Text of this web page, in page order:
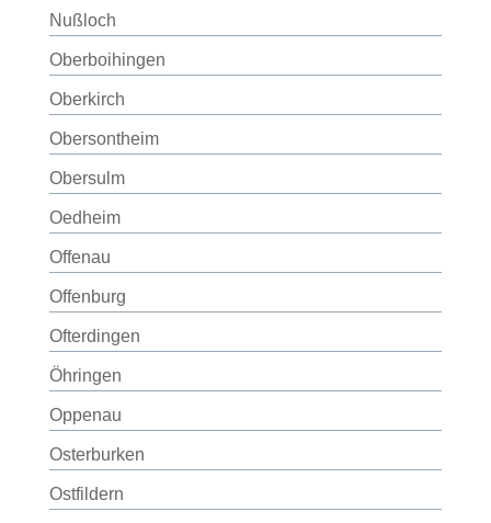
Nußloch
Oberboihingen
Oberkirch
Obersontheim
Obersulm
Oedheim
Offenau
Offenburg
Ofterdingen
Öhringen
Oppenau
Osterburken
Ostfildern